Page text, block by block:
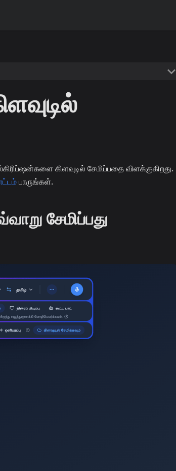
கிளவுடில் சேமிப்பதை விளக்குகிறது.
பாருங்கள்.
சேமிப்பது